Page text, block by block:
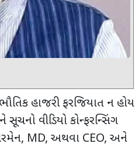
ભૌતિક હાજરી ફરજિયાત ન હોય
સૂચનો વીડિયો કોન્ફરન્સિંગ
, MD, અથવા CEO, અને